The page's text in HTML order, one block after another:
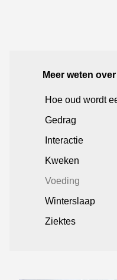
Meer weten
Hoe oud wordt
Gedrag
Interactie
Kweken
Voeding
Winterslaap
Ziektes